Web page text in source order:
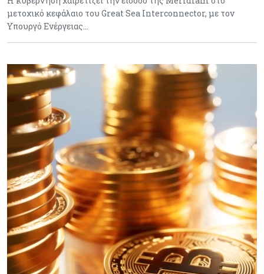
μετοχικό κεφάλαιο του Great Sea Interconnector, με τον
Υπουργό Ενέργειας…